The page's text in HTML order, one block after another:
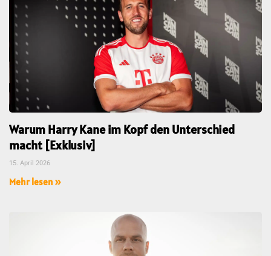
Warum Harry Kane im Kopf den Unterschied
macht [Exklusiv]
15. April 2026
Mehr lesen »